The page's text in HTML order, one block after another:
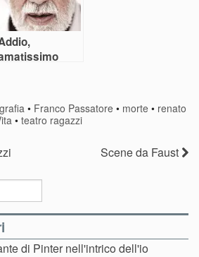
• Franco Passatore • morte • renato
• teatro ragazzi
Scene da Faust
di Pinter nell'intrico dell'io